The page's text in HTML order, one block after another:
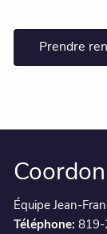
Prendre
Équipe Jean-
Téléphone: